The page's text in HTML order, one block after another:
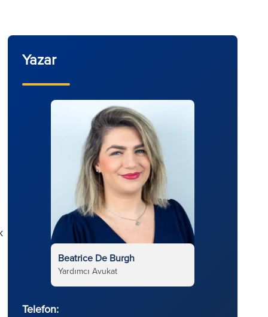
Yazar
Beatrice De Burgh
Yardımcı Avukat
Telefon: